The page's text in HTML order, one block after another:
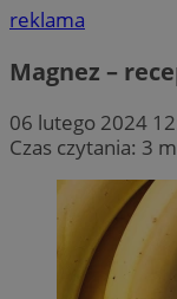
reklama
Magnez –
06 lutego 2024
Czas czytania: 3